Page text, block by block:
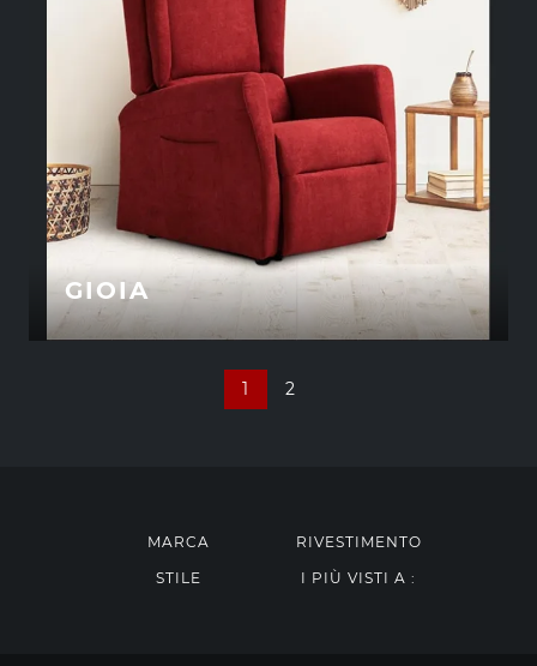
GIOIA
1 2
MARCA
RIVESTIMENTO
STILE
I PIÙ VISTI A :